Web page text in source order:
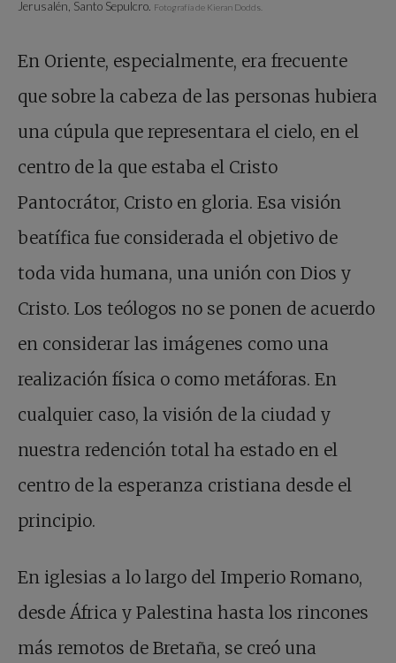
Jerusalén, Santo Sepulcro. Fotografía de Kieran Dodds.
En Oriente, especialmente, era frecuente
que sobre la cabeza de las personas hubiera
una cúpula que representara el cielo, en el
centro de la que estaba el Cristo
Pantocrátor, Cristo en gloria. Esa visión
beatífica fue considerada el objetivo de
toda vida humana, una unión con Dios y
Cristo. Los teólogos no se ponen de acuerdo
en considerar las imágenes como una
realización física o como metáforas. En
cualquier caso, la visión de la ciudad y
nuestra redención total ha estado en el
centro de la esperanza cristiana desde el
principio.
En iglesias a lo largo del Imperio Romano,
desde África y Palestina hasta los rincones
más remotos de Bretaña, se creó una